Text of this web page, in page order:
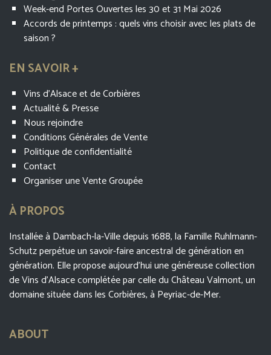
Week-end Portes Ouvertes les 30 et 31 Mai 2026
Accords de printemps : quels vins choisir avec les plats de
saison ?
EN SAVOIR +
Vins d’Alsace et de Corbières
Actualité & Presse
Nous rejoindre
Conditions Générales de Vente
Politique de confidentialité
Contact
Organiser une Vente Groupée
À PROPOS
Installée à Dambach-la-Ville depuis 1688, la Famille Ruhlmann-
Schutz perpétue un savoir-faire ancestral de génération en
génération. Elle propose aujourd’hui une généreuse collection
de Vins d’Alsace complétée par celle du Château Valmont, un
domaine située dans les Corbières, à Peyriac-de-Mer.
ABOUT